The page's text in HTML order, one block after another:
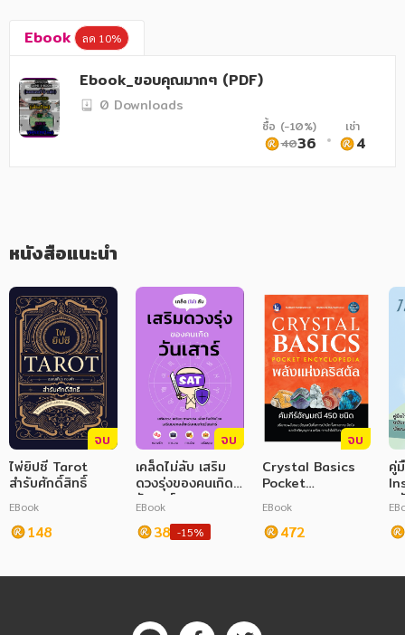
นิตยสาร หนังสือพิมพ์
ครอบครัว
วรรณกรรม
ภาษาศาสตร์
หนังสือเด็ก
การพัฒนาตนเอง
ความรู้ทั่วไป
การ์ตูนความรู้ การ์ตูน
การ์ตูนมังงะ (Manga)
ก็ใช้(EMAIL)crystalebookgame@gmail.com)ส่วนบทสรุป
เกมส์  (ขอบคุณมากๆ),(ลอตเตอรี่ 6 หลัก)ได้รับอนุญาติการพิมพ์
สำหรับแอพพลิเคชั่น  (ขอบคุณมากๆ),(ลอตเตอรี่ 6 หลัก)ผลิตโดยทีม
งาน   CRYSTALEBOOKGAME   มีแอพพลิเคชั่นทั้ง 2 ชนิดนี้ให้ดาว
โหลดที่ PLAY STORE ขณะนี้.โดยที่ท่านสามารถส่ง EMAIL.มาขอราย
ละเอียดที่ทีมงาน(EMAIL)crystalebookgame@gmail.com ได้แบบ
ฟรีๆ)(2 แอพพลิเคชั่นดังกล่าวไม่จำเป็นต้องใช้อินเตอร์เน็ตหรือไวไฟใน
การใช้แอพพลิเคชั่น  (ขอบคุณมากๆ),(ลอตเตอรี่ 6 หลัก)(โชคดีถูกตัว
Ebook ลด 10%
Ebook_ขอบคุณมากๆ (PDF)
0 Downloads
ซื้อ (-10%)
4036
เช่า
4
หนังสือแนะนำ
จบ
ไพ่ยิปซี Tarot
สำรับศักดิ์สิทธิ์
EBook
148
จบ
เคล็ดไม่ลับ เสริม
ดวงรุ่งของคนเกิด
วันเสาร์
EBook
38 -15%
จบ
Crystal Basics
Pocket
Encyclopedia
พลังแห่งคริสตัล:
คัมภีร์อัญมณี 450
EBook
472
คู่
ฉ
พั